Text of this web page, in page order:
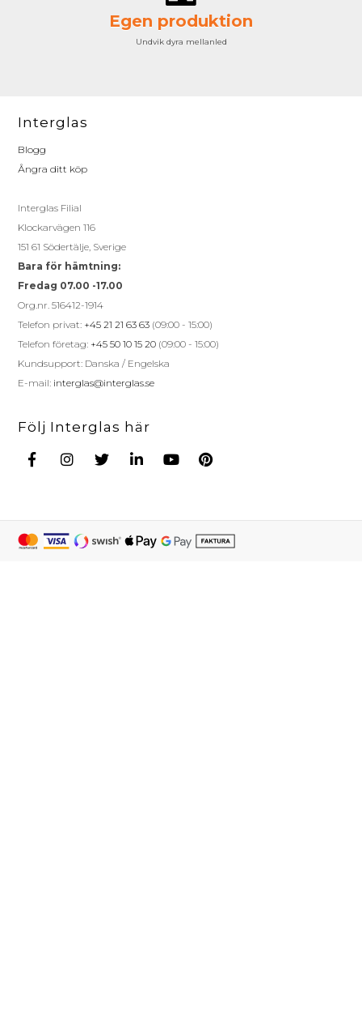
Egen produktion
Undvik dyra mellanled
Interglas
Blogg
Ångra ditt köp
Interglas Filial
Klockarvägen 116
151 61 Södertälje, Sverige
Bara för hämtning:
Fredag 07.00 -17.00
Org.nr. 516412-1914
Telefon privat: +45 21 21 63 63 (09:00 - 15:00)
Telefon företag: +45 50 10 15 20 (09:00 - 15:00)
Kundsupport: Danska / Engelska
E-mail: interglas@interglas.se
Följ Interglas här